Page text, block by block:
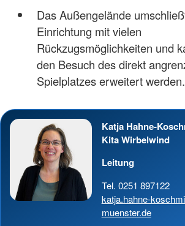
Das Außengelände
Einrichtung mit vielen
Rückzugsmöglichkeiten und
den Besuch des direkt
Spielplatzes erweitert werden.
Katja Hahne-
Kita Wirbelwind
Leitung
Tel. 0251 897122
katja.hahne-
muenster.de